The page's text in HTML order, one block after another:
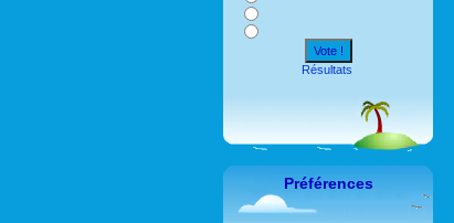
Vote !
Résultats
Préférences